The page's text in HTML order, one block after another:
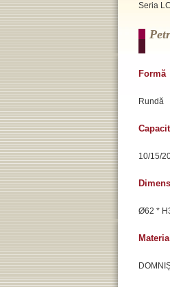
Seria
Formă
Rundă
10/15/
Ø62 *
Material